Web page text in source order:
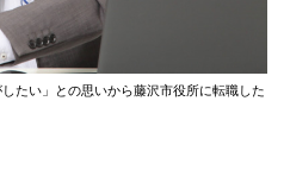
たい」との思いから藤沢市役所に転職した